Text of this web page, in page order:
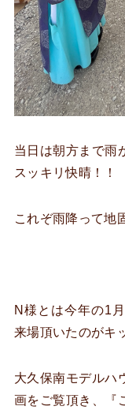
当日は朝方まで雨
スッキリ快晴！！
これぞ雨降って地
N様とは今年の1
来場頂いたのがキ
大久保南モデルハ
画をご覧頂き、『